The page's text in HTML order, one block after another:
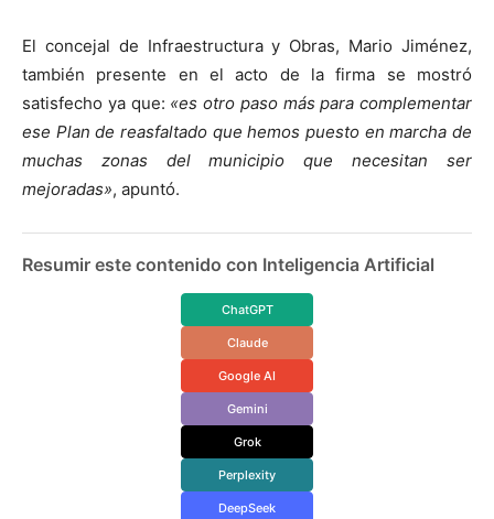
El concejal de Infraestructura y Obras, Mario Jiménez,
también presente en el acto de la firma se mostró
satisfecho ya que: «es otro paso más para complementar
ese Plan de reasfaltado que hemos puesto en marcha de
muchas zonas del municipio que necesitan ser
mejoradas», apuntó.
Resumir este contenido con Inteligencia Artificial
ChatGPT
Claude
Google AI
Gemini
Grok
Perplexity
DeepSeek